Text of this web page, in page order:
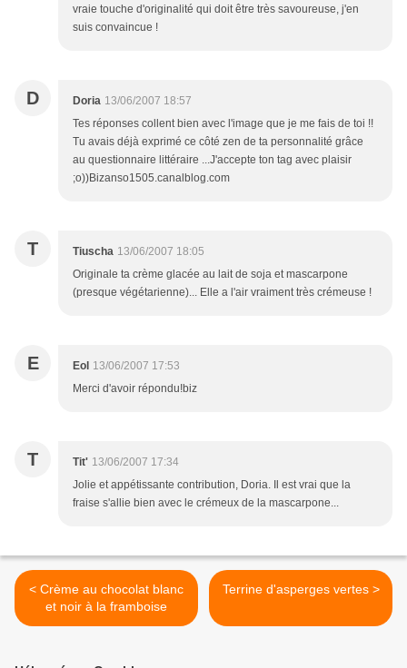
vraie touche d'originalité qui doit être très savoureuse, j'en
suis convaincue !
D Doria 13/06/2007 18:57
Tes réponses collent bien avec l'image que je me fais de toi !!
Tu avais déjà exprimé ce côté zen de ta personnalité grâce
au questionnaire littéraire ...J'accepte ton tag avec plaisir
;o))Bizanso1505.canalblog.com
T Tiuscha 13/06/2007 18:05
Originale ta crème glacée au lait de soja et mascarpone
(presque végétarienne)... Elle a l'air vraiment très crémeuse !
E Eol 13/06/2007 17:53
Merci d'avoir répondu!biz
T Tit' 13/06/2007 17:34
Jolie et appétissante contribution, Doria. Il est vrai que la
fraise s'allie bien avec le crémeux de la mascarpone...
< Crème au chocolat blanc
et noir à la framboise
Terrine d'asperges vertes >